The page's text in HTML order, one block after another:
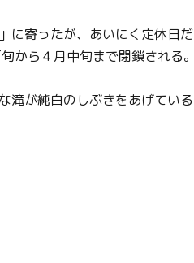
に寄ったが、あいにく定休日だ
から４月中旬まで閉鎖される。
滝が純白のしぶきをあげている